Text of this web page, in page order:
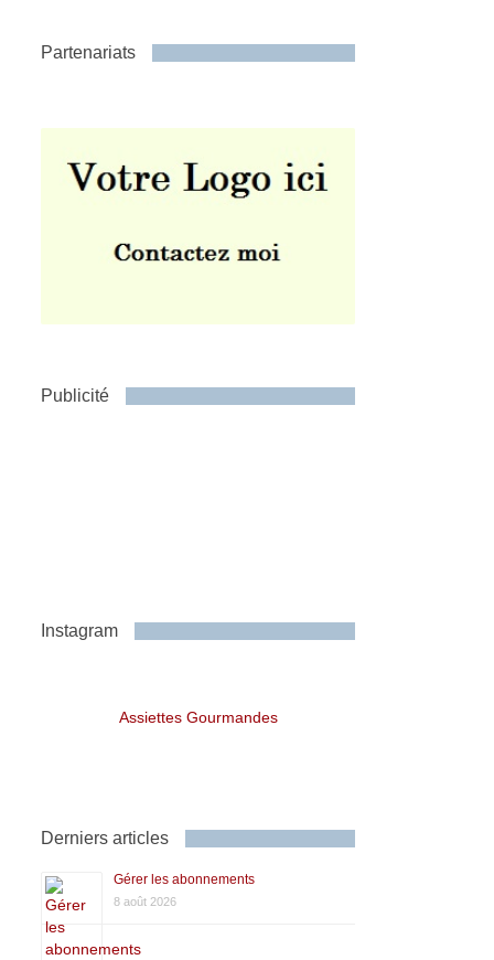
Partenariats
Publicité
Instagram
Assiettes Gourmandes
Derniers articles
Gérer les abonnements
8 août 2026